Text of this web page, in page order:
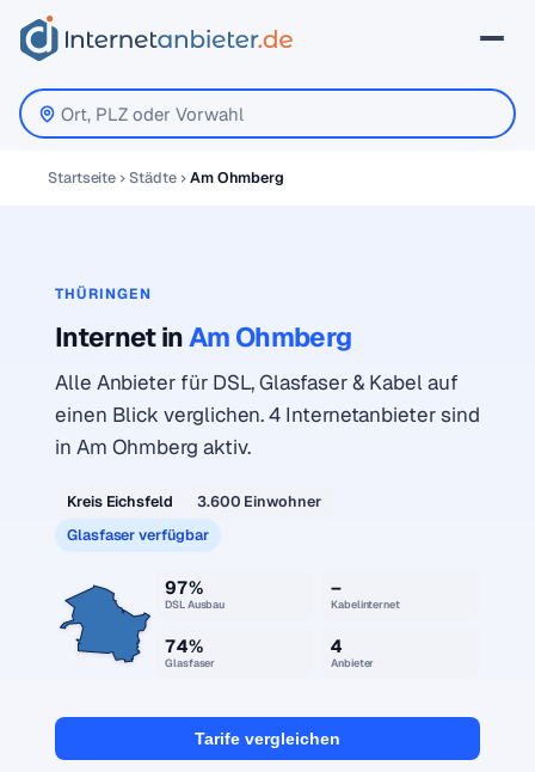
Startseite Städte Am Ohmberg
THÜRINGEN
Internet inAm Ohmberg
Alle Anbieter für DSL, Glasfaser & Kabel auf
einen Blick verglichen. 4 Internetanbieter sind
in Am Ohmberg aktiv.
Kreis Eichsfeld
3.600 Einwohner
Glasfaser verfügbar
97%
DSL Ausbau
–
Kabelinternet
74%
Glasfaser
4
Anbieter
Tarife vergleichen